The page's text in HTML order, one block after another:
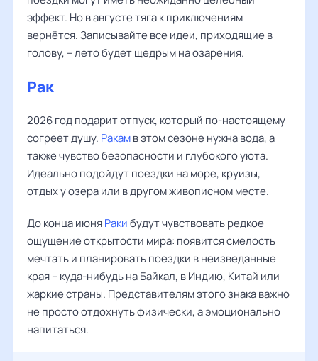
эффект. Но в августе тяга к приключениям
вернётся. Записывайте все идеи, приходящие в
голову, – лето будет щедрым на озарения.
Рак
2026 год подарит отпуск, который по-настоящему
согреет душу. Ракамв этом сезоне нужна вода, а
также чувство безопасности и глубокого уюта.
Идеально подойдут поездки на море, круизы,
отдых у озера или в другом живописном месте.
До конца июняРакибудут чувствовать редкое
ощущение открытости мира: появится смелость
мечтать и планировать поездки в неизведанные
края – куда-нибудь на Байкал, в Индию, Китай или
жаркие страны. Представителям этого знака важно
не просто отдохнуть физически, а эмоционально
напитаться.